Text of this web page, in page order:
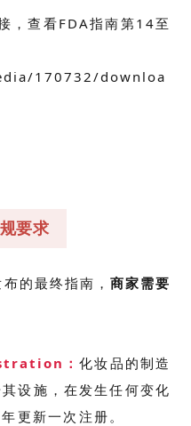
，查看FDA指南第14至
170732/downloa
要求
的最终指南， 商家需要
：化妆品的制造
设施，在发生任何变化
更新一次注册。